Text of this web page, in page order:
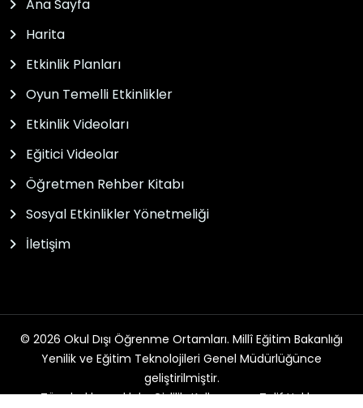
Ana Sayfa
Harita
Etkinlik Planları
Oyun Temelli Etkinlikler
Etkinlik Videoları
Eğitici Videolar
Öğretmen Rehber Kitabı
Sosyal Etkinlikler Yönetmeliği
İletişim
© 2026 Okul Dışı Öğrenme Ortamları. Millî Eğitim Bakanlığı
Yenilik ve Eğitim Teknolojileri Genel Müdürlüğünce
geliştirilmiştir.
Tüm hakları saklıdır. Gizlilik, Kullanım ve Telif Hakları